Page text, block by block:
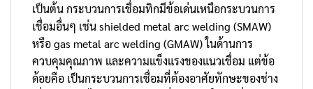
เป็นต้น กระบวนการเชื่อมทิกมีข้อเด่นเหนือกระบวนการ
เชื่อมอื่นๆ เช่น shielded metal arc welding (SMAW)
หรือ gas metal arc welding (GMAW) ในด้านการ
ควบคุมคุณภาพ และความแข็งแรงของแนวเชื่อม แต่ข้อ
ด้อยคือ เป็นกระบวนการเชื่อมที่ต้องอาศัยทักษะของช่าง